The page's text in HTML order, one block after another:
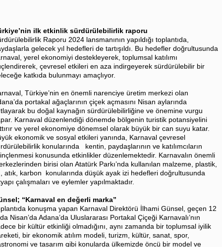
ilk etkinlik sürdürülebilirlik raporu
Raporu 2024 lansmanının yapıldığı toplantıda,
gelecek yıl hedefleri de tartışıldı. Bu hedefler doğrultusunda
yerel ekonomiyi destekleyerek, toplumsal katılımı
çevresel etkileri en aza indirgeyerek sürdürülebilir bir
katkıda bulunmayı amaçlıyor.
Türkiye’nin en önemli narenciye üretim merkezi olan
portakal ağaçlarının çiçek açmasını Nisan aylarında
bu doğal kaynağın sürdürülebilirliğine ve önemine vurgu
Karnaval düzenlendiği dönemde bölgenin turistik potansiyelini
ve yerel ekonomiye dönemsel olarak büyük bir can suyu katar.
ekonomik ve sosyal etkileri yanında, Karnaval çevresel
konularında kentin, paydaşlarının ve katılımcıların
konusunda etkinlikler düzenlemektedir. Karnavalın önemli
birisi olan Atatürk Parkı’nda kullanılan malzeme, plastik,
atık, karbon konularında düşük ayak izi hedefleri doğrultusunda
çalışmaları ve eylemler yapılmaktadır.
“Karnaval en değerli marka”
konuşma yapan Karnaval Direktörü İlhami Günsel, geçen 12
Nisan’da Adana’da Uluslararası Portakal Çiçeği Karnavalı’nın
bir kültür etkinliği olmadığını, aynı zamanda bir toplumsal iyilik
bir ekonomik atılım modeli, turizm, kültür, sanat, spor,
ve tasarım gibi konularda ülkemizde öncü bir model ve